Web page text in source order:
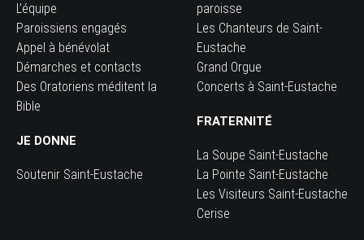
L’équipe
Paroissiens engagés
Appel à bénévolat
Démarches et contacts
Des Oratoriens méditent la
Bible
JE DONNE
Soutenir Saint-Eustache
paroisse
Les Chanteurs de Saint-
Eustache
Grand Orgue
Concerts à Saint-Eustache
FRATERNITÉ
La Soupe Saint-Eustache
La Pointe Saint-Eustache
Les Visiteurs Saint-Eustache
Cerise